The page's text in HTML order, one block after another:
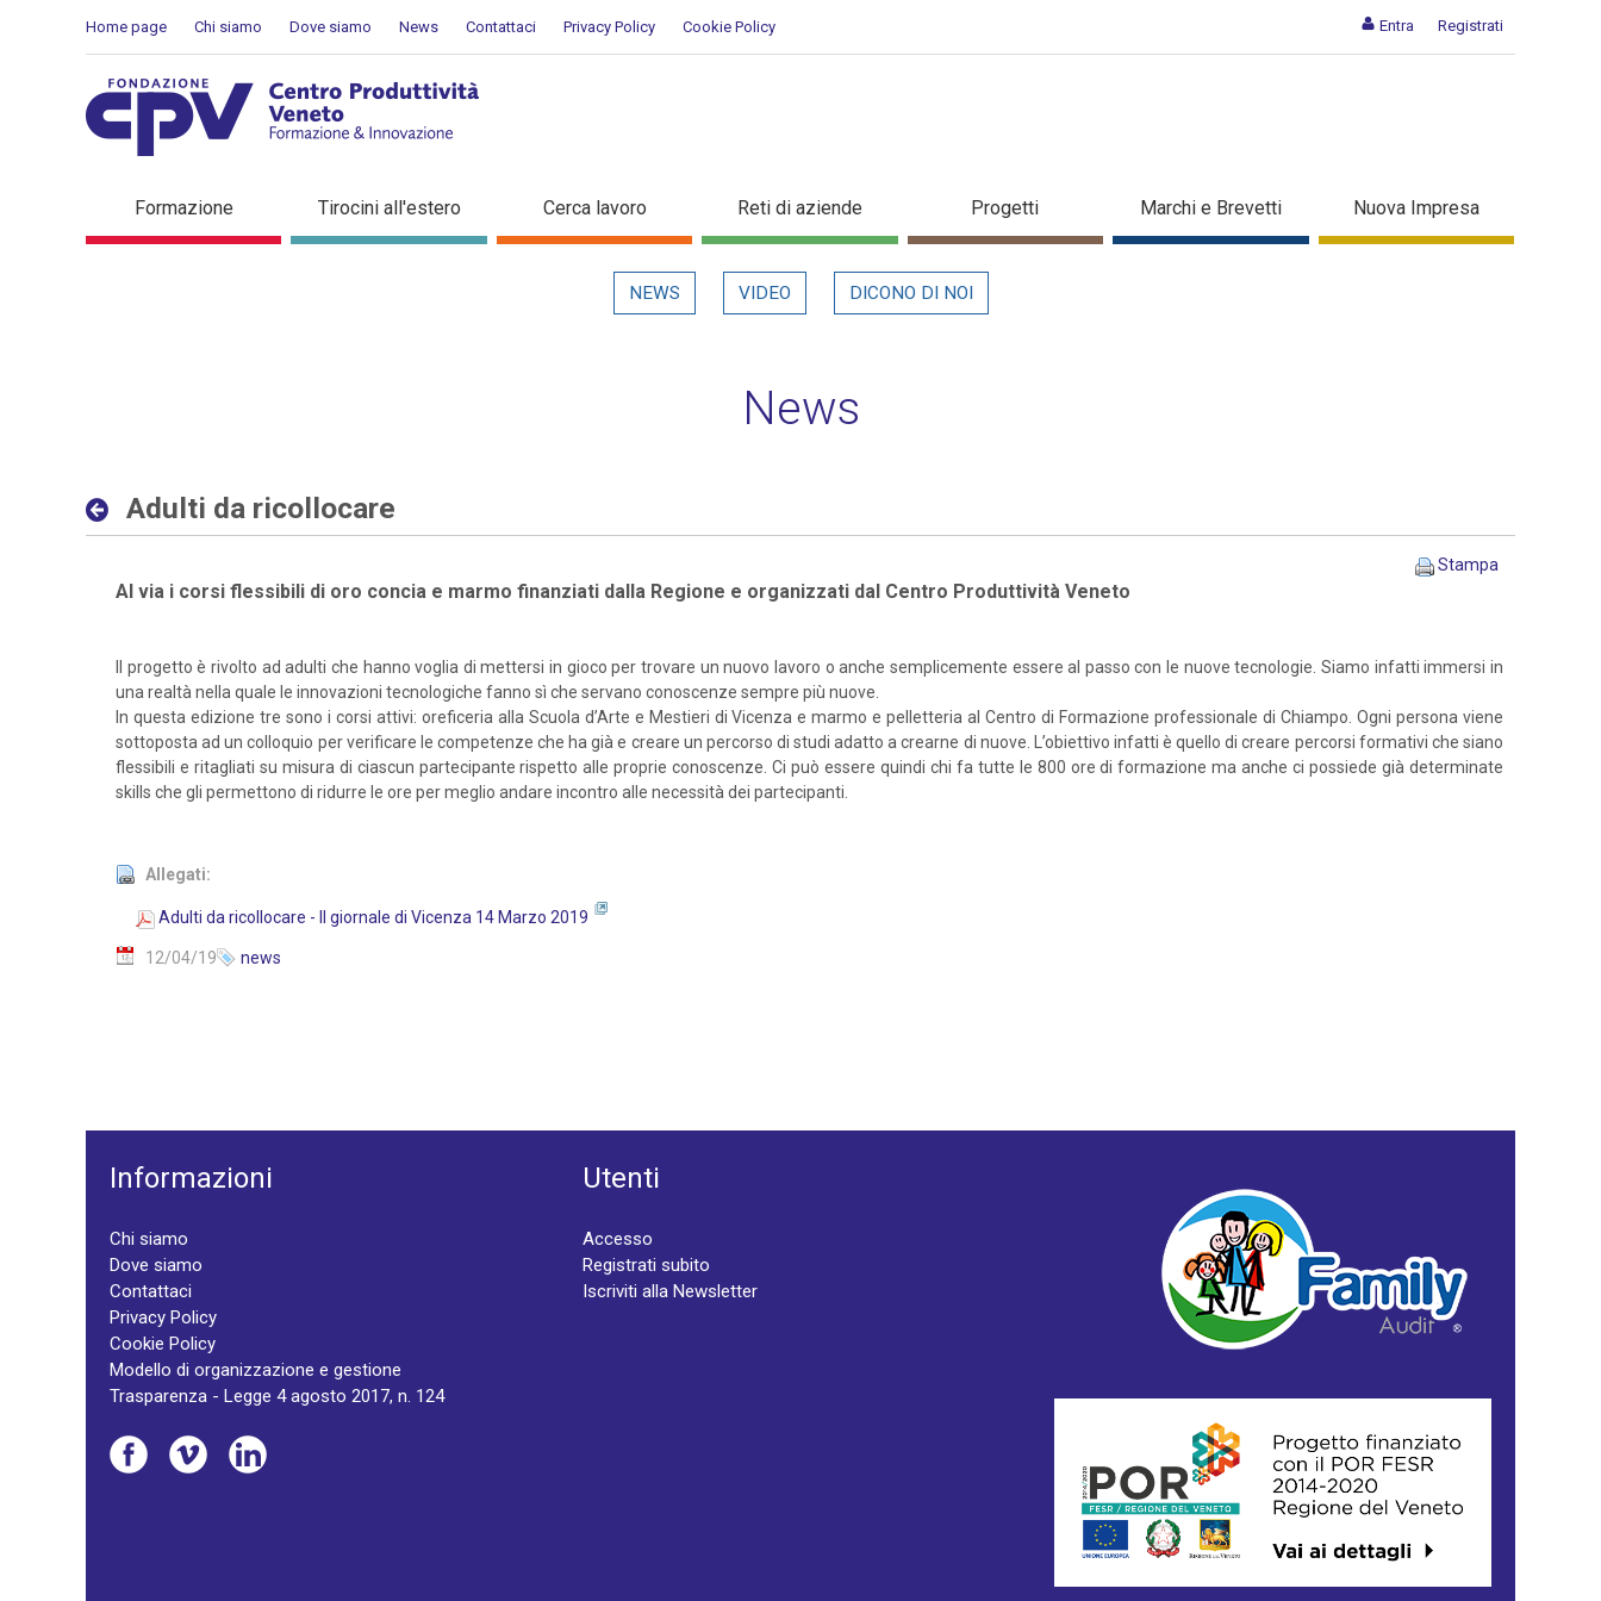
Entra Registrati
Home page Chi siamo Dove siamo News Contattaci Privacy Policy Cookie Policy
Adulti da ricollocare - Dettaglio in evidenza
Formazione Tirocini all'estero Cerca lavoro Reti di aziende Progetti Marchi e Brevetti Nuova Impresa
NEWS VIDEO DICONO DI NOI
News
Adulti da ricollocare
Stampa
Al via i corsi flessibili di oro concia e marmo finanziati dalla Regione e organizzati dal Centro Produttività Veneto
Il progetto è rivolto ad adulti che hanno voglia di mettersi in gioco per trovare un nuovo lavoro o anche semplicemente essere al passo con le nuove tecnologie. Siamo infatti immersi in
una realtà nella quale le innovazioni tecnologiche fanno sì che servano conoscenze sempre più nuove.
In questa edizione tre sono i corsi attivi: oreficeria alla Scuola d’Arte e Mestieri di Vicenza e marmo e pelletteria al Centro di Formazione professionale di Chiampo. Ogni persona viene
sottoposta ad un colloquio per verificare le competenze che ha già e creare un percorso di studi adatto a crearne di nuove. L’obiettivo infatti è quello di creare percorsi formativi che siano
flessibili e ritagliati su misura di ciascun partecipante rispetto alle proprie conoscenze. Ci può essere quindi chi fa tutte le 800 ore di formazione ma anche ci possiede già determinate
skills che gli permettono di ridurre le ore per meglio andare incontro alle necessità dei partecipanti.
Allegati:
Adulti da ricollocare - Il giornale di Vicenza 14 Marzo 2019
12/04/19 news
Informazioni
Chi siamo
Dove siamo
Contattaci
Privacy Policy
Cookie Policy
Modello di organizzazione e gestione
Trasparenza - Legge 4 agosto 2017, n. 124
Utenti
Accesso
Registrati subito
Iscriviti alla Newsletter